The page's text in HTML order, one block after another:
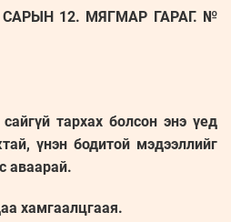
12. МЯГМАР ГАРАГ. №
тархах болсон энэ үед
үнэн бодитой мэдээллийг
аваарай.
хамгаалцгаая.